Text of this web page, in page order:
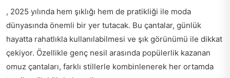
, 2025 yılında hem şıklığı hem de pratikliği ile moda
dünyasında önemli bir yer tutacak. Bu çantalar, günlük
hayatta rahatlıkla kullanılabilmesi ve şık görünümü ile dikkat
çekiyor. Özellikle genç nesil arasında popülerlik kazanan
omuz çantaları, farklı stillerle kombinlenerek her ortamda